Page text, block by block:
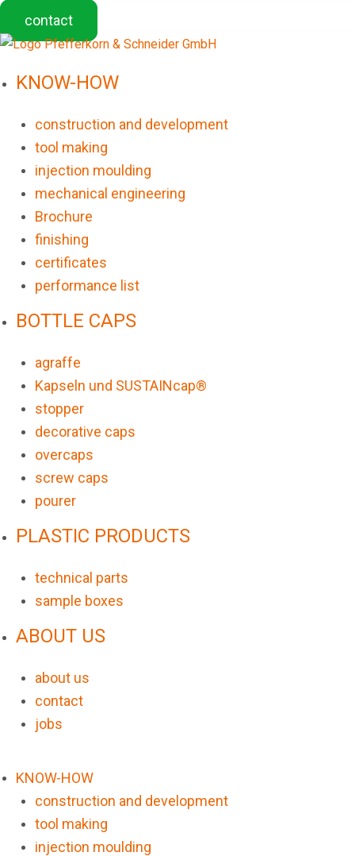
contact
KNOW-HOW
construction and development
tool making
injection moulding
mechanical engineering
Brochure
finishing
certificates
performance list
BOTTLE CAPS
agraffe
Kapseln und SUSTAINcap®
stopper
decorative caps
overcaps
screw caps
pourer
PLASTIC PRODUCTS
technical parts
sample boxes
ABOUT US
about us
contact
jobs
KNOW-HOW
construction and development
tool making
injection moulding